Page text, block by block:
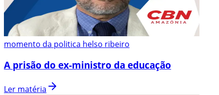
momento da politica helso ribeiro
A prisão do ex-ministro da educação
Ler matéria